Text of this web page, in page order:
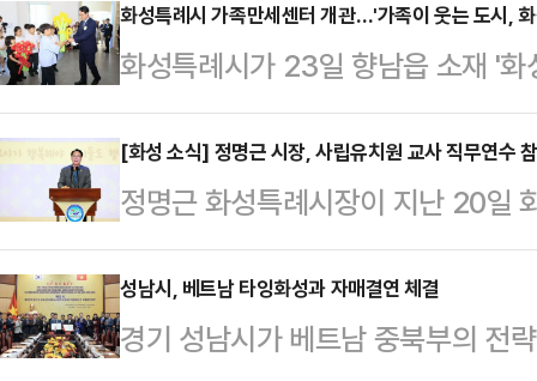
화성특례시 가족만세센터 개관…'가족이 웃는 도시,
화성특례시가 23일 향남읍 소재 '
고 포용적 가족 서비스 제공의 시
16에 연면적 6730㎡, 지상5층·지
이다. 공공예식장 기능을 겸하는
간, 가족상담실, 공동육아나눔터,
센터는 △가족기능 강화를 위한 가
구 맞춤형 프로그램 △결혼이민자
[화성 소식] 정명근 시장, 사립유치원 교사 직무연수
정명근 화성특례시장이 지난 20일
'2025년 화성시 사립유치원 교사
에서 아이들을 돌보고 있는 교사들
원연합회 주관으로 마련된 자리로,
성남시, 베트남 타잉화성과 자매결연 체결
경기 성남시가 베트남 중북부의 전